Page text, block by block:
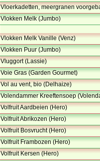
Vloerkadetten, meergranen
Vlokken Melk (Jumbo)
Vlokken Melk Vanille (Venz)
Vlokken Puur (Jumbo)
Vluggort (Lassie)
Voie Gras (Garden Gourmet)
Vol au vent, bio (Delhaize)
Volendammer Kreeftensoep
Volfruit Aardbeien (Hero)
Volfruit Abrikozen (Hero)
Volfruit Bosvrucht (Hero)
Volfruit Frambozen (Hero)
Volfruit Kersen (Hero)